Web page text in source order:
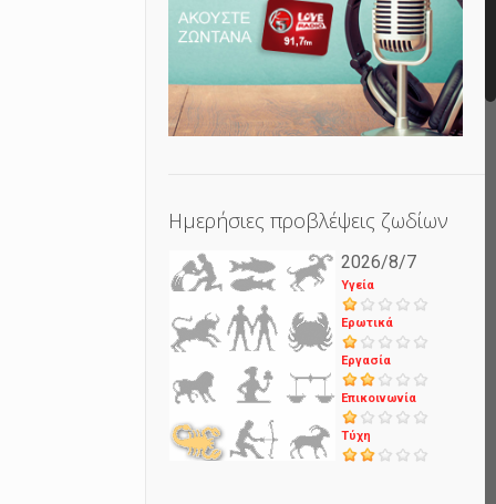
Ημερήσιες προβλέψεις ζωδίων
2026/8/7
Υγεία
Ερωτικά
Εργασία
Επικοινωνία
Τύχη